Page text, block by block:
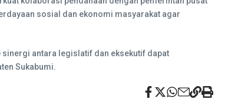
sosial dan ekonomi masyarakat agar
sinergi antara legislatif dan eksekutif dapat
Sukabumi.